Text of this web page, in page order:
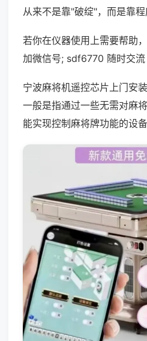
从来不是靠"破绽"，而是靠程
若你在仪器使用上需要帮助
加微信号; sdf6770 随时交流
宁波麻将机遥控芯片上门安
一般是指通过一些无需对麻
能实现控制麻将牌功能的设备